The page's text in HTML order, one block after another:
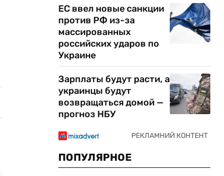
ЕС ввел новые санкции
против РФ из-за
массированных
российских ударов по
Украине
Зарплаты будут расти, а
украинцы будут
возвращаться домой —
прогноз НБУ
ПОПУЛЯРНОЕ